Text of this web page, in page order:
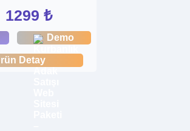
1299 ₺
Demo
Detay